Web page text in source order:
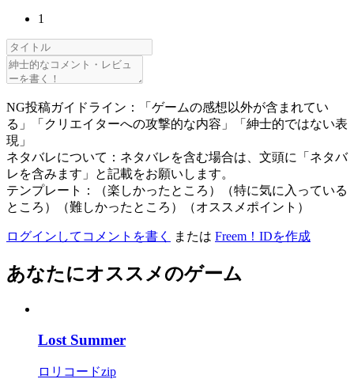
1
NG投稿ガイドライン：「ゲームの感想以外が含まれてい
る」「クリエイターへの攻撃的な内容」「紳士的ではない表
現」
ネタバレについて：ネタバレを含む場合は、文頭に「ネタバ
レを含みます」と記載をお願いします。
テンプレート：（楽しかったところ）（特に気に入っている
ところ）（難しかったところ）（オススメポイント）
ログインしてコメントを書く または Freem！IDを作成
あなたにオススメのゲーム
Lost Summer
ロリコードzip